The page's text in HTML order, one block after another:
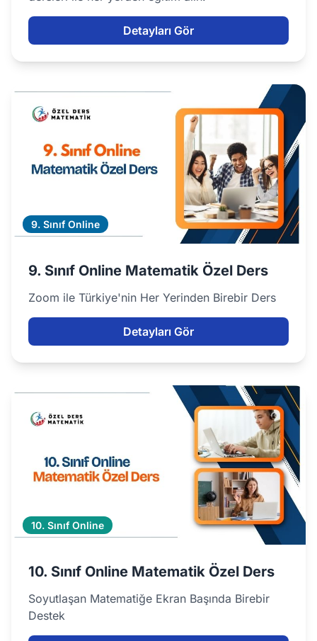
Detayları Gör
9. Sınıf Online
9. Sınıf Online Matematik Özel Ders
Zoom ile Türkiye'nin Her Yerinden Birebir Ders
Detayları Gör
10. Sınıf Online
10. Sınıf Online Matematik Özel Ders
Soyutlaşan Matematiğe Ekran Başında Birebir
Destek